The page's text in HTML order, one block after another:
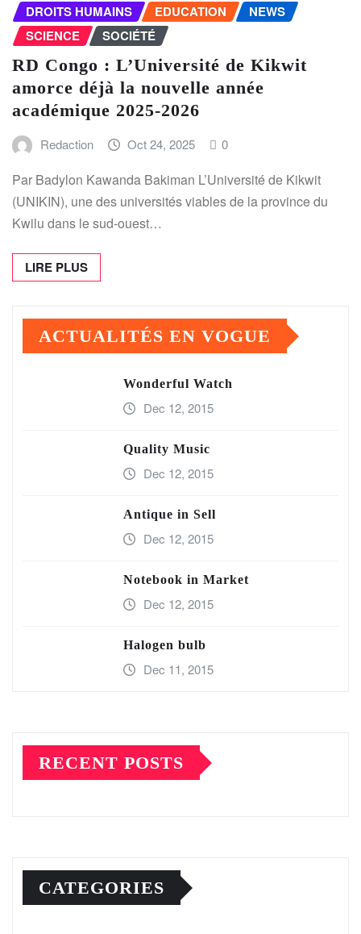
DROITS HUMAINS
EDUCATION
NEWS
SCIENCE
SOCIÉTÉ
RD Congo : L’Université de Kikwit
amorce déjà la nouvelle année
académique 2025-2026
Redaction Oct 24, 2025 0
Par Badylon Kawanda Bakiman L’Université de Kikwit
(UNIKIN), une des universités viables de la province du
Kwilu dans le sud-ouest…
LIRE PLUS
ACTUALITÉS EN VOGUE
Wonderful Watch
Dec 12, 2015
Quality Music
Dec 12, 2015
Antique in Sell
Dec 12, 2015
Notebook in Market
Dec 12, 2015
Halogen bulb
Dec 11, 2015
RECENT POSTS
CATEGORIES